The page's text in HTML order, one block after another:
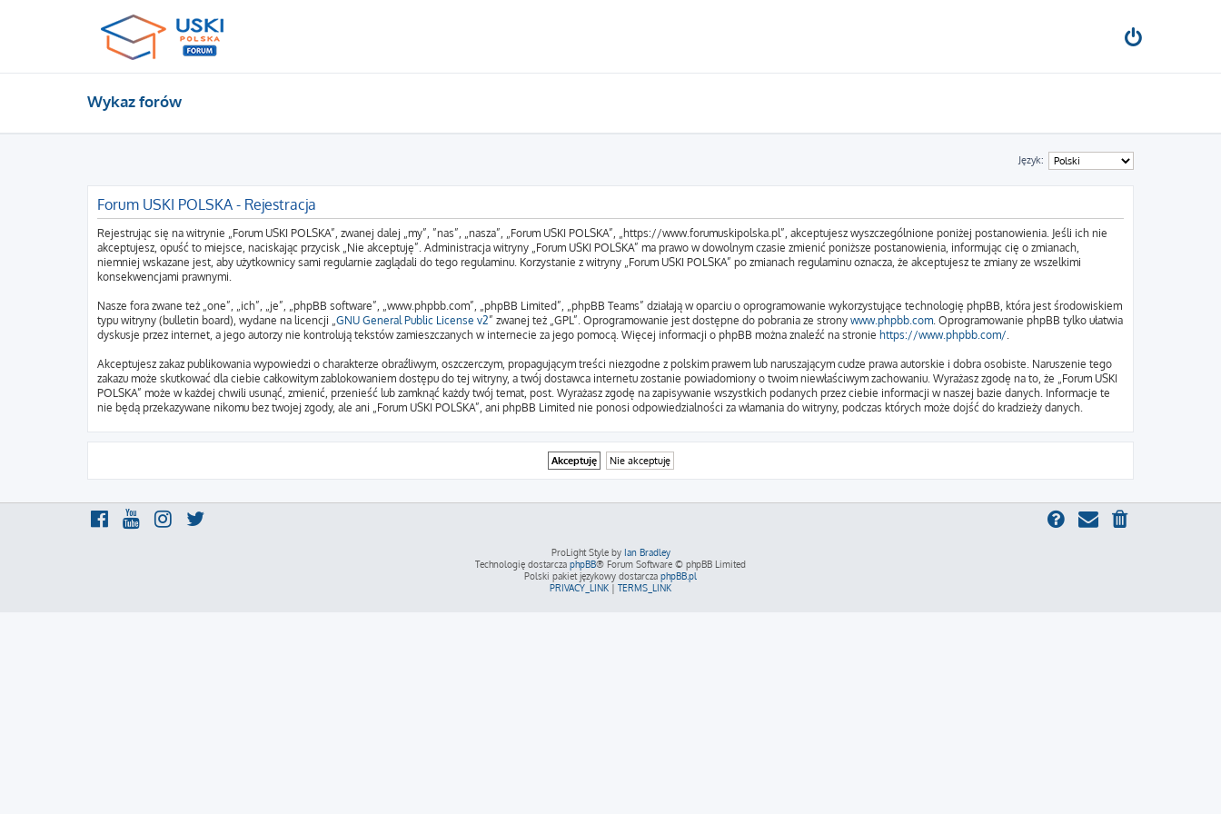
Wykaz forów
Język:
Forum USKI POLSKA - Rejestracja
Rejestrując się na witrynie „Forum USKI POLSKA”, zwanej dalej „my”, ”nas”, „nasza”, „Forum USKI POLSKA”, „https://www.forumuskipolska.pl”, akceptujesz wyszczególnione poniżej postanowienia. Jeśli ich nie
akceptujesz, opuść to miejsce, naciskając przycisk „Nie akceptuję”. Administracja witryny „Forum USKI POLSKA” ma prawo w dowolnym czasie zmienić poniższe postanowienia, informując cię o zmianach,
niemniej wskazane jest, aby użytkownicy sami regularnie zaglądali do tego regulaminu. Korzystanie z witryny „Forum USKI POLSKA” po zmianach regulaminu oznacza, że akceptujesz te zmiany ze wszelkimi
konsekwencjami prawnymi.
Nasze fora zwane też „one”, „ich”, „je”, „phpBB software”, „www.phpbb.com”, „phpBB Limited”, „phpBB Teams” działają w oparciu o oprogramowanie wykorzystujące technologię phpBB, która jest środowiskiem
typu witryny (bulletin board), wydane na licencji „ GNU General Public License v2” zwanej też „GPL”. Oprogramowanie jest dostępne do pobrania ze strony www.phpbb.com . Oprogramowanie phpBB tylko ułatwia
dyskusje przez internet, a jego autorzy nie kontrolują tekstów zamieszczanych w internecie za jego pomocą. Więcej informacji o phpBB można znaleźć na stronie https://www.phpbb.com/
Akceptujesz zakaz publikowania wypowiedzi o charakterze obraźliwym, oszczerczym, propagującym treści niezgodne z polskim prawem lub naruszającym cudze prawa autorskie i dobra osobiste. Naruszenie tego
zakazu może skutkować dla ciebie całkowitym zablokowaniem dostępu do tej witryny, a twój dostawca internetu zostanie powiadomiony o twoim niewłaściwym zachowaniu. Wyrażasz zgodę na to, że „Forum USKI
POLSKA” może w każdej chwili usunąć, zmienić, przenieść lub zamknąć każdy twój temat, post. Wyrażasz zgodę na zapisywanie wszystkich podanych przez ciebie informacji w naszej bazie danych. Informacje te
nie będą przekazywane nikomu bez twojej zgody, ale ani „Forum USKI POLSKA”, ani phpBB Limited nie ponosi odpowiedzialności za włamania do witryny, podczas których może dojść do kradzieży danych.
ProLight Style by Ian Bradley
Technologię dostarcza phpBB® Forum Software © phpBB Limited
Polski pakiet językowy dostarcza phpBB.pl
PRIVACY_LINK | TERMS_LINK